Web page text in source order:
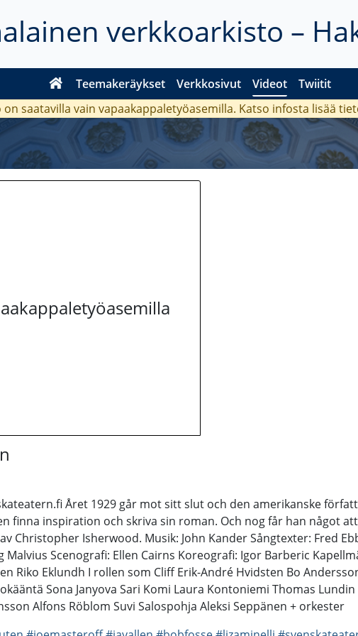
verkkoarkisto –
Teemakeräykset Verkkosivut Videot Twiitit
saatavilla vain vapaakappaletyöasemilla. Katso infosta lisää
Året 1929 går mot sitt slut och den amerikanske
finna inspiration och skriva sin roman. Och nog får han något
Christopher Isherwood. Musik: John Kander Sångtexter: Fred
Malvius Scenografi: Ellen Cairns Koreografi: Igor Barberic
Riko Eklundh I rollen som Cliff Erik-André Hvidsten Bo
Sona Janyova Sari Komi Laura Kontoniemi Thomas
Alfons Röblom Suvi Salospohja Aleksi Seppänen + orkester